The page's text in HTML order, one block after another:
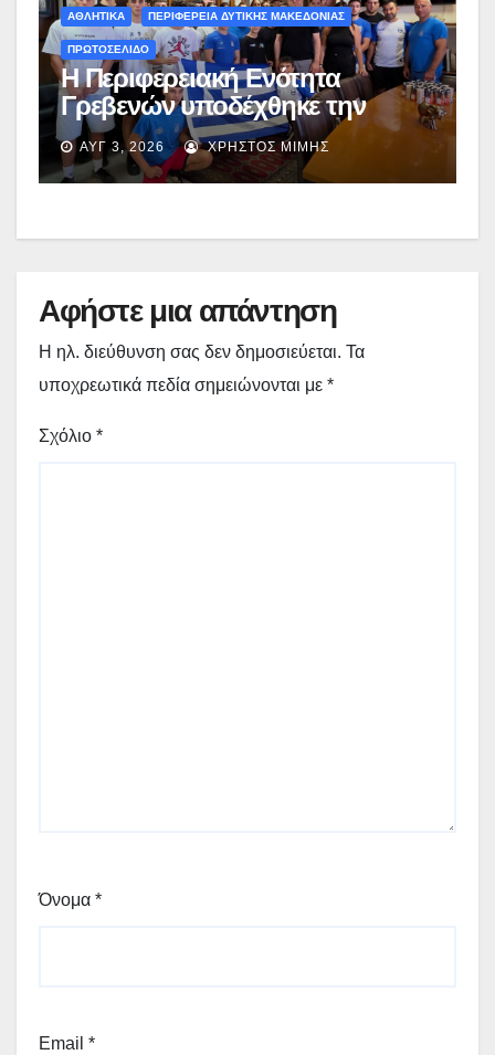
ΑΘΛΗΤΙΚΑ ΠΕΡΙΦΕΡΕΙΑ ΔΥΤΙΚΗΣ ΜΑΚΕΔΟΝΙΑΣ
ΠΡΩΤΟΣΕΛΙΔΟ
Η Περιφερειακή Ενότητα
Γρεβενών υποδέχθηκε την
Εθνική Ομάδα Πυγμαχίας που
προετοιμάζεται στα Γρεβενά –
(εικόνες + video)
ΑΥΓ 3, 2026 ΧΡΉΣΤΟΣ ΜΊΜΗΣ
Αφήστε μια απάντηση
Η ηλ. διεύθυνση σας δεν δημοσιεύεται. Τα
υποχρεωτικά πεδία σημειώνονται με *
Σχόλιο *
Όνομα *
Email *